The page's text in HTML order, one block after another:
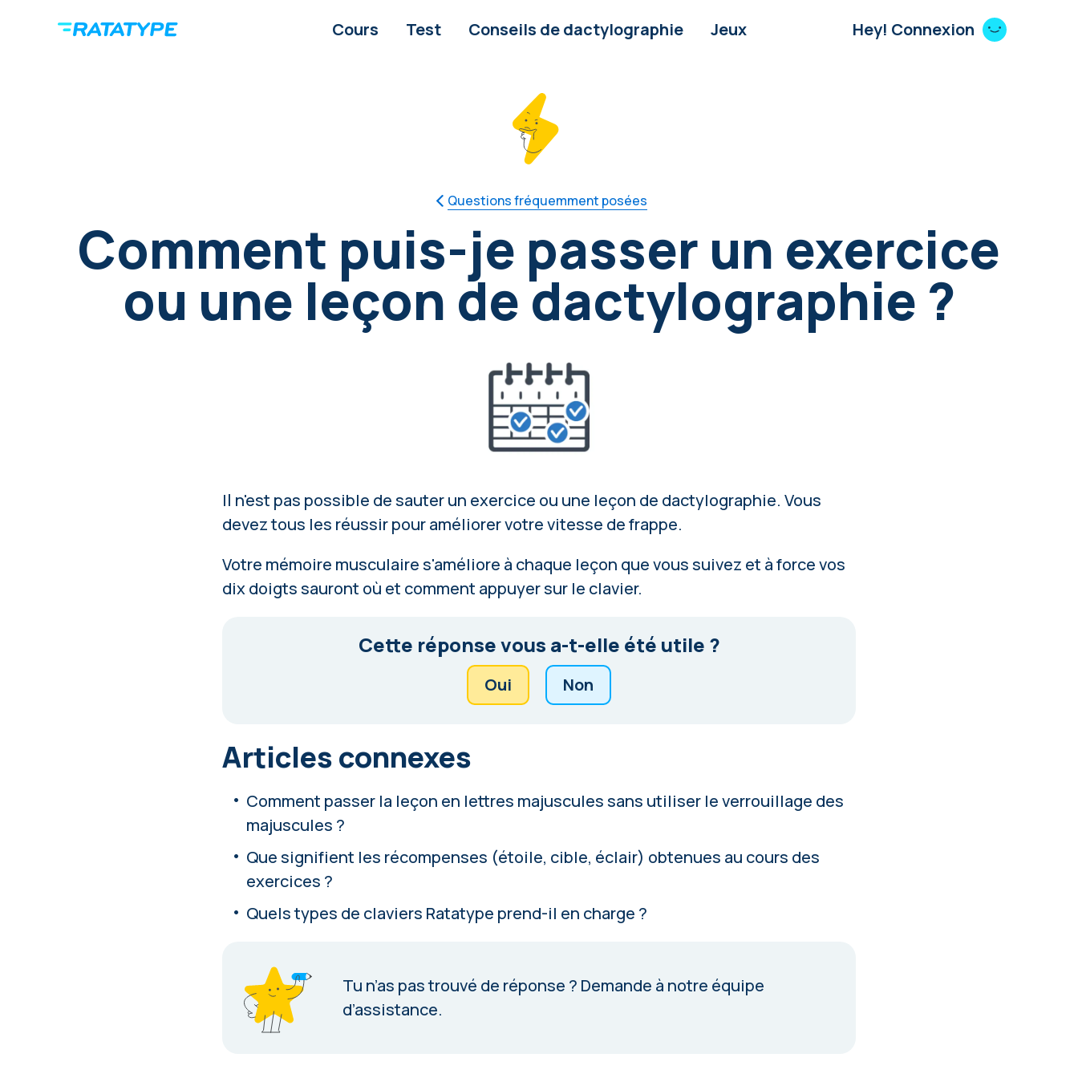
Cours Test Conseils de dactylographie Jeux Hey! Connexion
Questions fréquemment posées
Comment puis-je passer un exercice
ou une leçon de dactylographie ?
Il n'est pas possible de sauter un exercice ou une leçon de dactylographie. Vous
devez tous les réussir pour améliorer votre vitesse de frappe.
Votre mémoire musculaire s'améliore à chaque leçon que vous suivez et à force vos
dix doigts sauront où et comment appuyer sur le clavier.
Cette réponse vous a-t-elle été utile ?
Oui Non
Articles connexes
Comment passer la leçon en lettres majuscules sans utiliser le verrouillage des
majuscules ?
Que signifient les récompenses (étoile, cible, éclair) obtenues au cours des
exercices ?
Quels types de claviers Ratatype prend-il en charge ?
Tu n’as pas trouvé de réponse ? Demande à notre équipe
d’assistance.